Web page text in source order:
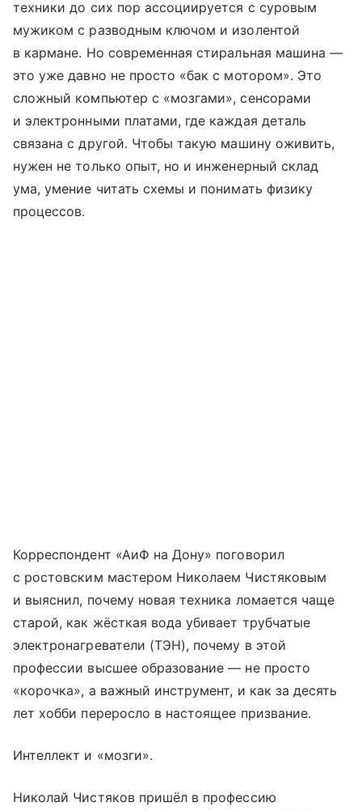
техники до сих пор ассоциируется с суровым
мужиком с разводным ключом и изолентой
в кармане. Но современная стиральная машина —
это уже давно не прос­то «бак с мотором». Это
сложный компьютер с «мозгами», сенсорами
и электронными платами, где каждая деталь
связана с другой. Чтобы такую машину оживить,
нужен не только опыт, но и инженерный склад
ума, умение читать схемы и понимать физику
процессов.
Кор­рес­пон­ден­т «АиФ на Дону» поговорил
с ростовским мастером Николаем Чистяковым
и выяснил, почему новая техника ломается чаще
старой, как жёсткая вода убивает трубчатые
электронагреватели (ТЭН), почему в этой
профессии высшее образование — не прос­то
«корочка», а важный инструмент, и как за десять
лет хобби переросло в настоящее призвание.
Интеллект и «мозги».
Николай Чистяков пришёл в профессию